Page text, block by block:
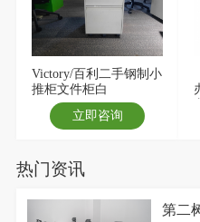
Victory/百利二手钢制小
推柜文件柜白
立即咨询
热门资讯
第二